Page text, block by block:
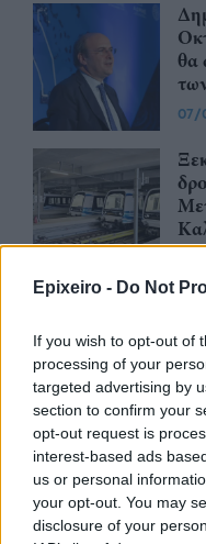
Epixeiro - Do Not
If you wish to opt-out of
processing of your
targeted advertising by
section to confirm your
opt-out request is
interest-based ads
us or personal
your opt-out. You may
disclosure of your
θα
07/
07/